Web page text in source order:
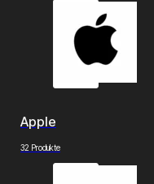
Apple
32 Produkte